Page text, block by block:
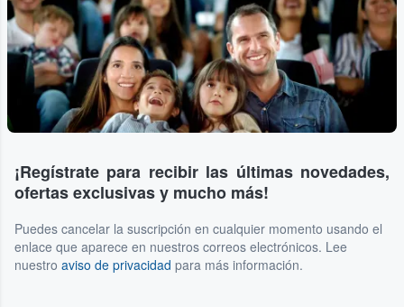
¡Regístrate para recibir las últimas novedades,
ofertas exclusivas y mucho más!
Puedes cancelar la suscripción en cualquier momento usando el
enlace que aparece en nuestros correos electrónicos. Lee
nuestro aviso de privacidad para más información.